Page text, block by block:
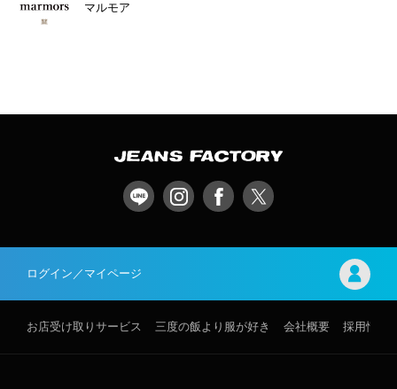
マルモア
ログイン／マイページ
お店受け取りサービス 三度の飯より服が好き 会社概要 採用情報